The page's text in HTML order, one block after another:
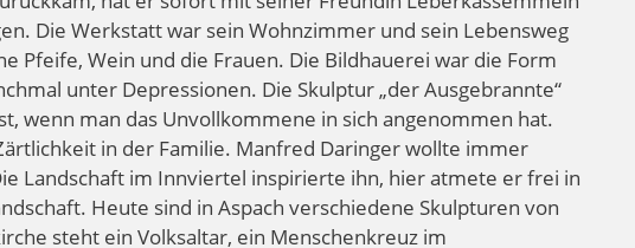
Die Werkstatt war sein Wohnzimmer und sein Lebensweg
Pfeife, Wein und die Frauen. Die Bildhauerei war die Form
unter Depressionen. Die Skulptur „der Ausgebrannte“
wenn man das Unvollkommene in sich angenommen hat.
in der Familie. Manfred Daringer wollte immer
Landschaft im Innviertel inspirierte ihn, hier atmete er frei in
Heute sind in Aspach verschiedene Skulpturen von
steht ein Volksaltar, ein Menschenkreuz im